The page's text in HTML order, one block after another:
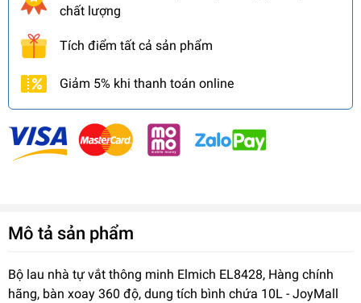
chất lượng
Tích điểm tất cả sản phẩm
Giảm 5% khi thanh toán online
Mô tả sản phẩm
Bộ lau nhà tự vắt thông minh Elmich EL8428, Hàng chính
hãng, bàn xoay 360 độ, dung tích bình chứa 10L - JoyMall